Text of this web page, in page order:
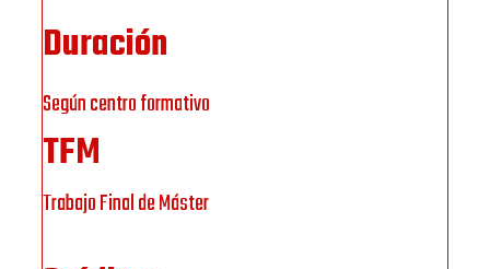
Duración
Según centro formativo
TFM
Trabajo Final de Máster